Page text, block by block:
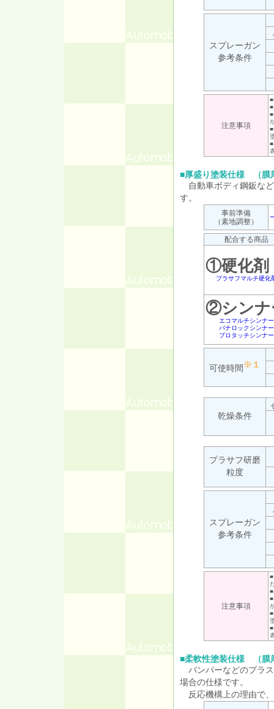
スプレーガン
参考条件
注意事項
■
■
■
■
■
■厚盛り塗装仕様 （膜
自動車ボディ鋼鈑な
す。
事前準備
（素地調整）
配合する商品
①硬化剤
プラサフマルチ硬化
②シンナ
エコマルチシンナー
パナロックシンナー
プロタッチシンナー
可使時間 ※１
乾燥条件
プラサフ研磨
粒度
スプレーガン
参考条件
注意事項
■
■
■
■
■
■柔軟性塗装仕様 （膜
バンパーなどのプラ
場合の仕様です。
反応機構上の理由で